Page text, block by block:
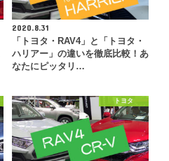
2020.8.31
「トヨタ・RAV4」と「トヨタ・
ハリアー」の違いを徹底比較！あ
なたにピッタリ…
トヨタ